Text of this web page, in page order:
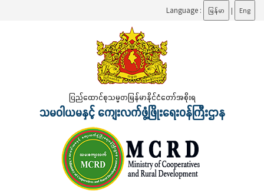
Language : မြန်မာ | Eng
ပြည်ထောင်စုသမ္မတမြန်မာနိုင်ငံတော်အစိုးရ
သမဝါယမနှင့် ကျေးလက်ဖွံ့ဖြိုးရေးဝန်ကြီးဌာန